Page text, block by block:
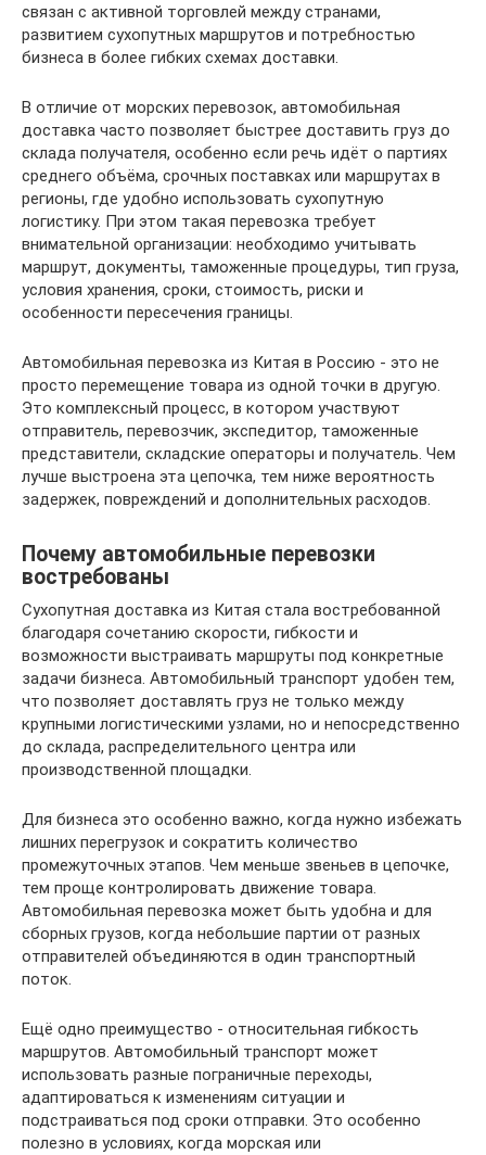
связан с активной торговлей между странами,
развитием сухопутных маршрутов и потребностью
бизнеса в более гибких схемах доставки.
В отличие от морских перевозок, автомобильная
доставка часто позволяет быстрее доставить груз до
склада получателя, особенно если речь идёт о партиях
среднего объёма, срочных поставках или маршрутах в
регионы, где удобно использовать сухопутную
логистику. При этом такая перевозка требует
внимательной организации: необходимо учитывать
маршрут, документы, таможенные процедуры, тип груза,
условия хранения, сроки, стоимость, риски и
особенности пересечения границы.
Автомобильная перевозка из Китая в Россию - это не
просто перемещение товара из одной точки в другую.
Это комплексный процесс, в котором участвуют
отправитель, перевозчик, экспедитор, таможенные
представители, складские операторы и получатель. Чем
лучше выстроена эта цепочка, тем ниже вероятность
задержек, повреждений и дополнительных расходов.
Почему автомобильные перевозки
востребованы
Сухопутная доставка из Китая стала востребованной
благодаря сочетанию скорости, гибкости и
возможности выстраивать маршруты под конкретные
задачи бизнеса. Автомобильный транспорт удобен тем,
что позволяет доставлять груз не только между
крупными логистическими узлами, но и непосредственно
до склада, распределительного центра или
производственной площадки.
Для бизнеса это особенно важно, когда нужно избежать
лишних перегрузок и сократить количество
промежуточных этапов. Чем меньше звеньев в цепочке,
тем проще контролировать движение товара.
Автомобильная перевозка может быть удобна и для
сборных грузов, когда небольшие партии от разных
отправителей объединяются в один транспортный
поток.
Ещё одно преимущество - относительная гибкость
маршрутов. Автомобильный транспорт может
использовать разные пограничные переходы,
адаптироваться к изменениям ситуации и
подстраиваться под сроки отправки. Это особенно
полезно в условиях, когда морская или